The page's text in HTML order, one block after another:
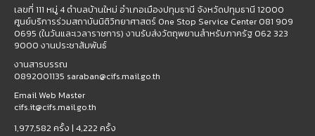
เลขที่ 111 หมู่ 4 ตำบลบ้านใหม่ อำเภอเมืองปทุมธานี จังหวัดปทุมธานี 12000
ศูนย์บริการร่วมสถาบันนิติวิทยาศาสตร์ One Stop Service Center 081 909
0695 (ในวันและเวลาราชการ) งานรับส่งวัตถุพยานสำหรับภาครัฐ 062 323
9000 งานประชาสัมพันธ์
งานสารบรรณ
0892001135 saraban@cifs.mail.go.th
Email Web Master
cifs.it@cifs.mail.go.th
1,977,582 ครั้ง | 4,222 ครั้ง